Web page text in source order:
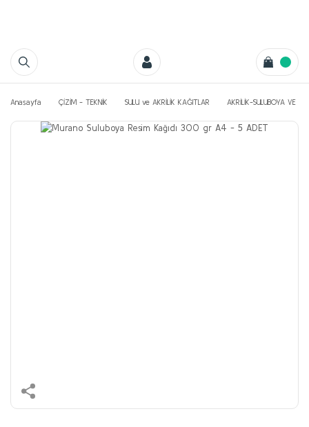
Anasayfa ÇİZİM - TEKNİK SULU ve AKRİLİK KAĞITLAR AKRİLİK-SULUBOYA VE